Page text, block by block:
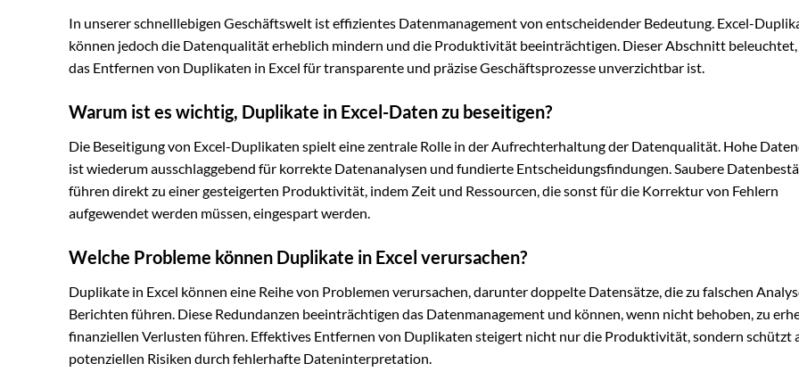
In unserer schnelllebigen Geschäftswelt ist effizientes Datenmanagement von entscheidender Bedeutung. Excel-
können jedoch die Datenqualität erheblich mindern und die Produktivität beeinträchtigen. Dieser Abschnitt
das Entfernen von Duplikaten in Excel für transparente und präzise Geschäftsprozesse unverzichtbar ist.
Warum ist es wichtig, Duplikate in Excel-Daten zu beseitigen?
Die Beseitigung von Excel-Duplikaten spielt eine zentrale Rolle in der Aufrechterhaltung der Datenqualität. Hohe
ist wiederum ausschlaggebend für korrekte Datenanalysen und fundierte Entscheidungsfindungen. Saubere
führen direkt zu einer gesteigerten Produktivität, indem Zeit und Ressourcen, die sonst für die Korrektur von Fehlern
aufgewendet werden müssen, eingespart werden.
Welche Probleme können Duplikate in Excel verursachen?
Duplikate in Excel können eine Reihe von Problemen verursachen, darunter doppelte Datensätze, die zu falschen
Berichten führen. Diese Redundanzen beeinträchtigen das Datenmanagement und können, wenn nicht behoben, zu
finanziellen Verlusten führen. Effektives Entfernen von Duplikaten steigert nicht nur die Produktivität, sondern schützt
potenziellen Risiken durch fehlerhafte Dateninterpretation.